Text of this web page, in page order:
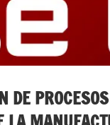
DE